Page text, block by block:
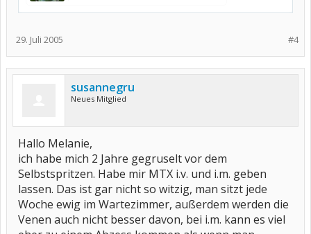
#4
29. Juli 2005
susannegru
Neues Mitglied
Hallo Melanie,
ich habe mich 2 Jahre gegruselt vor dem
Selbstspritzen. Habe mir MTX i.v. und i.m. geben
lassen. Das ist gar nicht so witzig, man sitzt jede
Woche ewig im Wartezimmer, außerdem werden die
Venen auch nicht besser davon, bei i.m. kann es viel